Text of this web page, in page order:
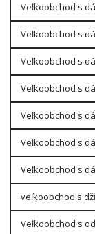
Veľkoobchod s
Veľkoobchod s
Veľkoobchod s
Veľkoobchod s
Veľkoobchod s
Veľkoobchod s
Veľkoobchod s
veľkoobchod s
Veľkoobchod s